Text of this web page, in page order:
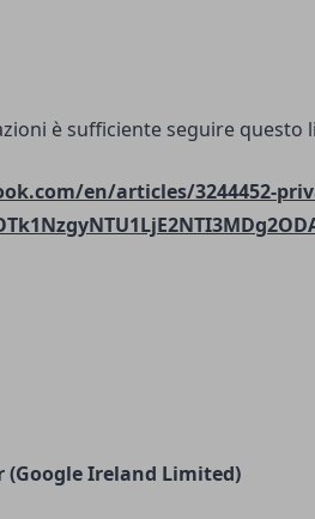
è sufficiente seguire questo
en/articles/3244452-
(Google Ireland Limited)